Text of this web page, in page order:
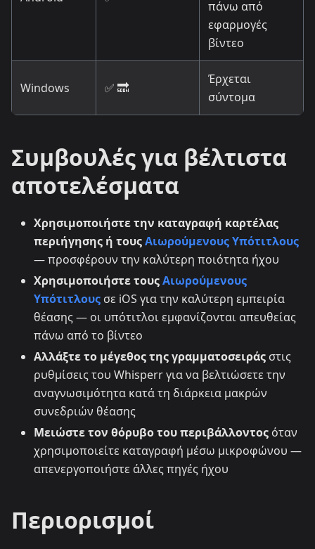
πάνω από
εφαρμογές
βίντεο
Windows ✅ 🔜
Έρχεται
σύντομα
Συμβουλές για βέλτιστα
αποτελέσματα
Χρησιμοποιήστε την καταγραφή καρτέλας
περιήγησης ή τουςΑιωρούμενους Υπότιτλους
— προσφέρουν την καλύτερη ποιότητα ήχου
Χρησιμοποιήστε τουςΑιωρούμενους
Υπότιτλους σε iOS για την καλύτερη εμπειρία
θέασης — οι υπότιτλοι εμφανίζονται απευθείας
πάνω από το βίντεο
Αλλάξτε το μέγεθος της γραμματοσειράς στις
ρυθμίσεις του Whisperr για να βελτιώσετε την
αναγνωσιμότητα κατά τη διάρκεια μακρών
συνεδριών θέασης
Μειώστε τον θόρυβο του περιβάλλοντος όταν
χρησιμοποιείτε καταγραφή μέσω μικροφώνου —
απενεργοποιήστε άλλες πηγές ήχου
Περιορισμοί